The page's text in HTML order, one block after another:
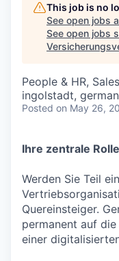
This job is no
See open jobs
See open jobs
People & HR,
ingolstadt,
Posted on May 26,
Ihre zentrale Rolle
Werden Sie Teil
Quereinsteiger.
permanent auf
einer